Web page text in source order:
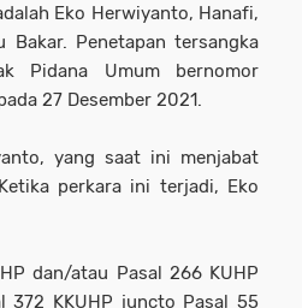
Eko Herwiyanto, Hanafi,
Penetapan tersangka
Pidana Umum bernomor
27 Desember 2021.
yang saat ini menjabat
perkara ini terjadi, Eko
dan/atau Pasal 266 KUHP
372 KKUHP juncto Pasal 55